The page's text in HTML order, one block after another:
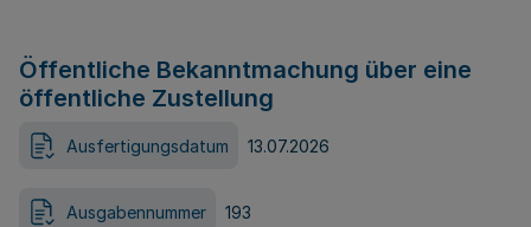
Öffentliche Bekanntmachung über eine
öffentliche Zustellung
Ausfertigungsdatum 13.07.2026
Ausgabennummer 193